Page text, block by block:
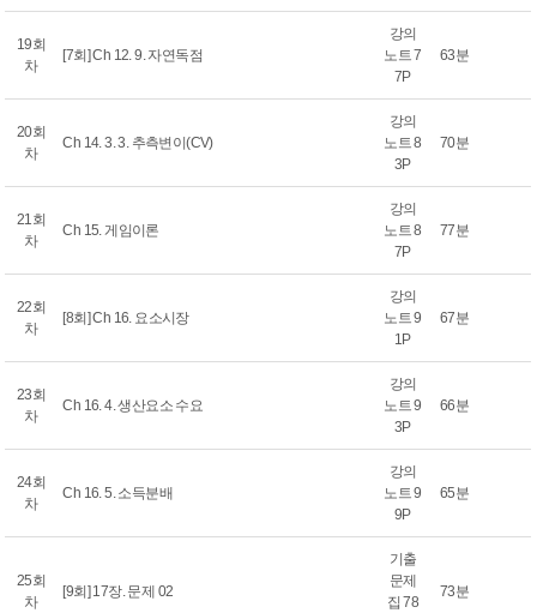
19회
차
[7회] Ch 12. 9. 자연독점
강의
노트 7
7P
63분
20회
차
Ch 14. 3. 3. 추측변이(CV)
강의
노트 8
3P
70분
21회
차
Ch 15. 게임이론
강의
노트 8
7P
77분
22회
차
[8회] Ch 16. 요소시장
강의
노트 9
1P
67분
23회
차
Ch 16. 4. 생산요소 수요
강의
노트 9
3P
66분
24회
차
Ch 16. 5. 소득분배
강의
노트 9
9P
65분
25회
차
[9회] 17장. 문제 02
기출
문제
집 78
73분